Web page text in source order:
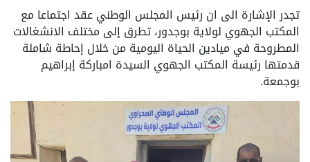
تجدر الإشارة الى ان رئيس المجلس الوطني عقد اجتماعا مع
المكتب الجهوي لولاية بوجدور، تطرق إلى مختلف الانشغالات
المطروحة في ميادين الحياة اليومية من خلال إحاطة شاملة
قدمتها رئيسة المكتب الجهوي السيدة امباركة إبراهيم
بوجمعة.